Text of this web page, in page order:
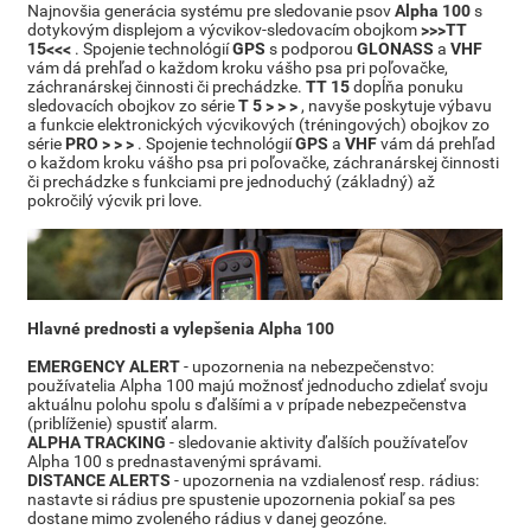
Najnovšia generácia systému pre sledovanie psovAlpha 100s
dotykovým displejom a výcvikov-sledovacím obojkom>>>TT
15<<< . Spojenie technológiíGPS s podporouGLONASS aVHF
vám dá prehľad o každom kroku vášho psa pri poľovačke,
záchranárskej činnosti či prechádzke.TT 15dopĺňa ponuku
sledovacích obojkov zo sérieT 5 > > >, navyše poskytuje výbavu
a funkcie elektronických výcvikových (tréningových) obojkov zo
série PRO > > > . Spojenie technológiíGPS aVHFvám dá prehľad
o každom kroku vášho psa pri poľovačke, záchranárskej činnosti
či prechádzke s funkciami pre jednoduchý (základný) až
pokročilý výcvik pri love.
Hlavné prednosti a vylepšenia Alpha 100
EMERGENCY ALERT- upozornenia na nebezpečenstvo:
používatelia Alpha 100 majú možnosť jednoducho zdielať svoju
aktuálnu polohu spolu s ďalšími a v prípade nebezpečenstva
(priblíženie) spustiť alarm.
ALPHA TRACKING - sledovanie aktivity ďalších používateľov
Alpha 100 s prednastavenými správami.
DISTANCE ALERTS - upozornenia na vzdialenosť resp. rádius:
nastavte si rádius pre spustenie upozornenia pokiaľ sa pes
dostane mimo zvoleného rádius v danej geozóne.